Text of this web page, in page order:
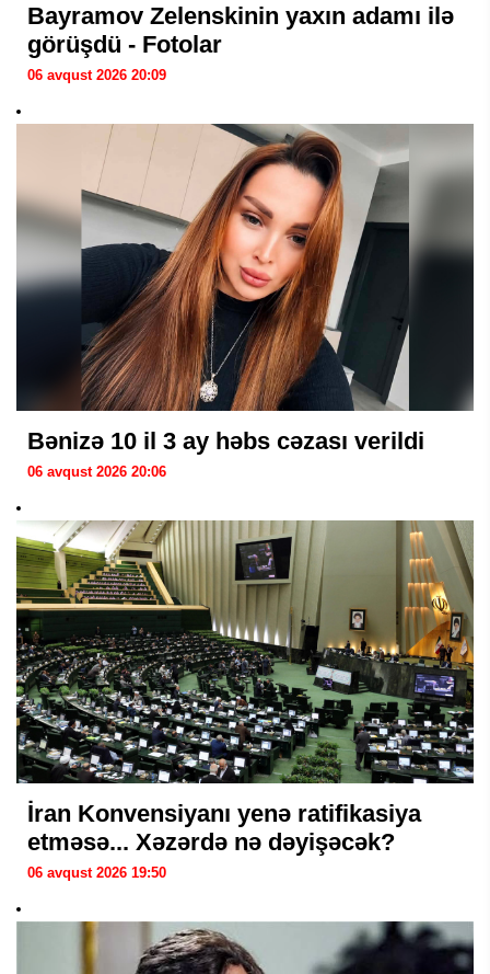
Bayramov Zelenskinin yaxın adamı ilə
görüşdü - Fotolar
06 avqust 2026 20:09
Bənizə 10 il 3 ay həbs cəzası verildi
06 avqust 2026 20:06
İran Konvensiyanı yenə ratifikasiya
etməsə... Xəzərdə nə dəyişəcək?
06 avqust 2026 19:50